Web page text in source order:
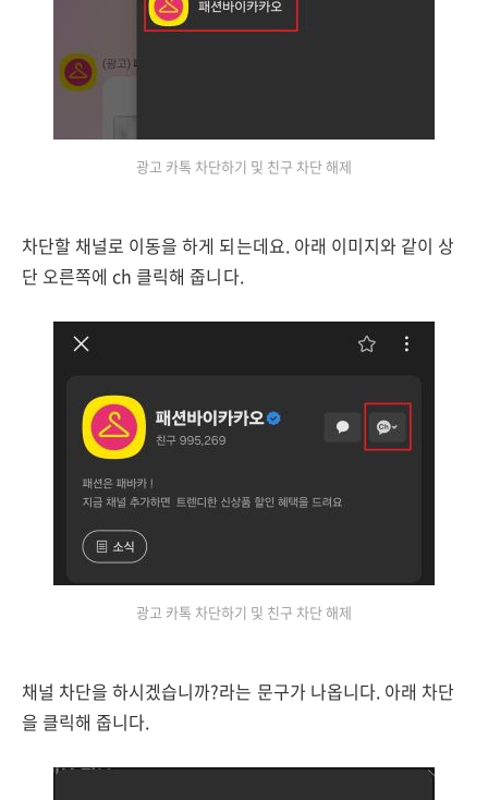
광고 카톡 차단하기 및 친구 차단 해제
차단할 채널로 이동을 하게 되는데요. 아래 이미지와 같이 상
단 오른쪽에 ch 클릭해 줍니다.
광고 카톡 차단하기 및 친구 차단 해제
채널 차단을 하시겠습니까?라는 문구가 나옵니다. 아래 차단
을 클릭해 줍니다.